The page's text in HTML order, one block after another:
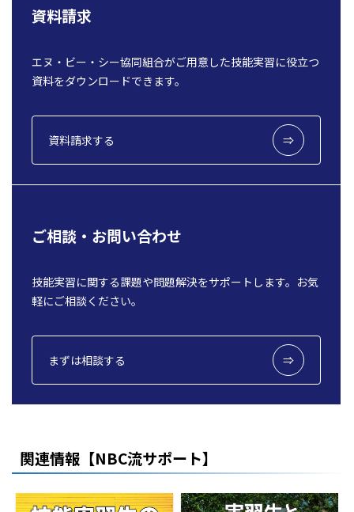
資料請求
エヌ・ビー・シー協同組合がご用意した技能実習に役立つ
資料をダウンロードできます。
資料請求する
ご相談・お問い合わせ
技能実習に関する課題や問題解決をサポートします。お気
軽にご相談ください。
まずは相談する
関連情報【NBC流サポート】